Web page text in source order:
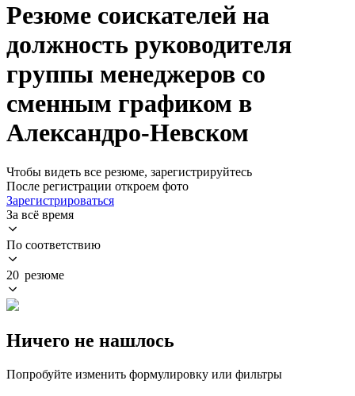
Резюме соискателей на
должность руководителя
группы менеджеров со
сменным графиком в
Александро-Невском
Чтобы видеть все резюме, зарегистрируйтесь
После регистрации откроем фото
Зарегистрироваться
За всё время
По соответствию
20 резюме
Ничего не нашлось
Попробуйте изменить формулировку или фильтры